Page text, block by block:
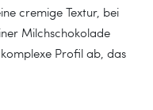
cremige Textur, bei
Milchschokolade
Profil ab, das